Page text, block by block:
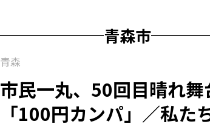
青森市
青森
市民一丸、50回目晴れ
「100円カンパ」／私た